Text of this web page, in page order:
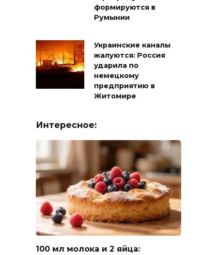
формируются в
Румынии
Украинские каналы
жалуются: Россия
ударила по
немецкому
предприятию в
Житомире
Интересное:
100 мл молока и 2 яйца: